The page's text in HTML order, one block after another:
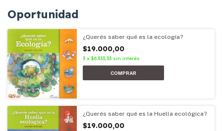
Oportunidad
¿Querés saber qué es la ecología?
$19.000,00
3 x $6.333,33 sin interés
¿Querés saber qué es la Huella ecológica?
$19.000,00